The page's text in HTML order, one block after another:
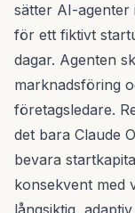
sätter AI-agenter
för ett fiktivt
dagar. Agenten
marknadsföring
företagsledare.
det bara Claude
bevara
konsekvent med
långsiktig,